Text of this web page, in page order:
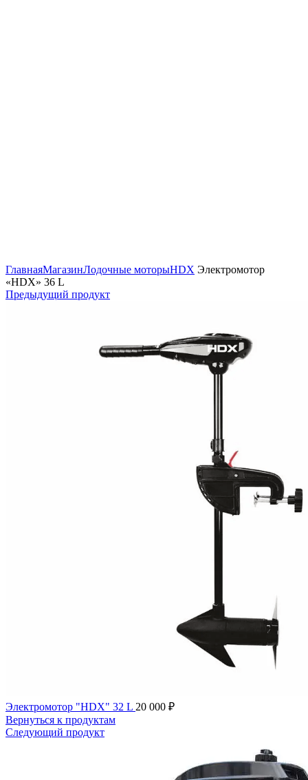
ГлавнаяМагазинЛодочные моторыHDX Электромотор
«HDX» 36 L
Предыдущий продукт
Электромотор "HDX" 32 L 20 000 ₽
Вернуться к продуктам
Следующий продукт